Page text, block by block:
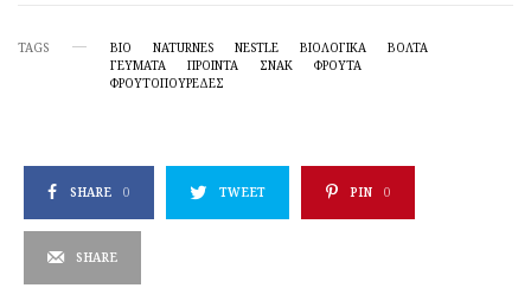
TAGS BIO NATURNES NESTLE ΒΙΟΛΟΓΙΚΑ
ΒΟΛΤΑ
ΓΕΥΜΑΤΑ
ΠΡΟΙΝΤΑ ΣΝΑΚ
ΦΡΟΥΤΑ
ΦΡΟΥΤΟΠΟΥΡΕΔΕΣ
SHARE 0 TWEET PIN 0
SHARE